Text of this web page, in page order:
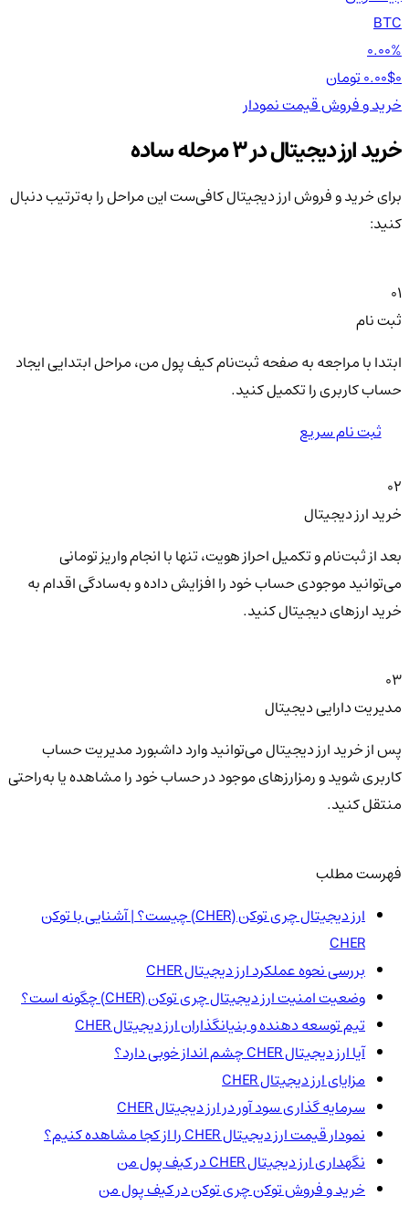
BTC
0.00%
0.00$
خرید و فروشقیمتنمودار
خرید ارز دیجیتال در 3 مرحله ساده
برای خرید و فروش ارز دیجیتال کافی‌ست این مراحل را به‌ترتیب دنبال
کنید:
01
ثبت نام
ابتدا با مراجعه به صفحه ثبت‌نام کیف‌ پول من، مراحل ابتدایی ایجاد
حساب کاربری را تکمیل کنید.
ثبت نام سریع
02
خرید ارز دیجیتال
بعد از ثبت‌نام و تکمیل احراز هویت، تنها با انجام واریز تومانی
می‌توانید موجودی حساب خود را افزایش داده و به‌سادگی اقدام به
خرید ارزهای دیجیتال کنید.
03
مدیریت دارایی دیجیتال
پس از خرید ارز دیجیتال می‌توانید وارد داشبورد مدیریت حساب
کاربری شوید و رمزارزهای موجود در حساب خود را مشاهده یا به‌راحتی
منتقل کنید.
فهرست مطلب
ارز دیجیتال چری توکن (CHER) چیست؟ | آشنایی با توکن
CHER
بررسی نحوه عملکرد ارز دیجیتال CHER
وضعیت امنیت ارز دیجیتال چری توکن (CHER) چگونه است؟
تیم توسعه دهنده و بنیانگذاران ارز دیجیتال CHER
آیا ارز دیجیتال CHER چشم انداز خوبی دارد؟
مزایای ارز دیجیتال CHER
سرمایه گذاری سود آور در ارز دیجیتال CHER
نمودار قیمت ارز دیجیتال CHER را از کجا مشاهده کنیم؟
نگهداری ارز دیجیتال CHER در کیف پول من
خرید و فروش توکن چری توکن در کیف پول من